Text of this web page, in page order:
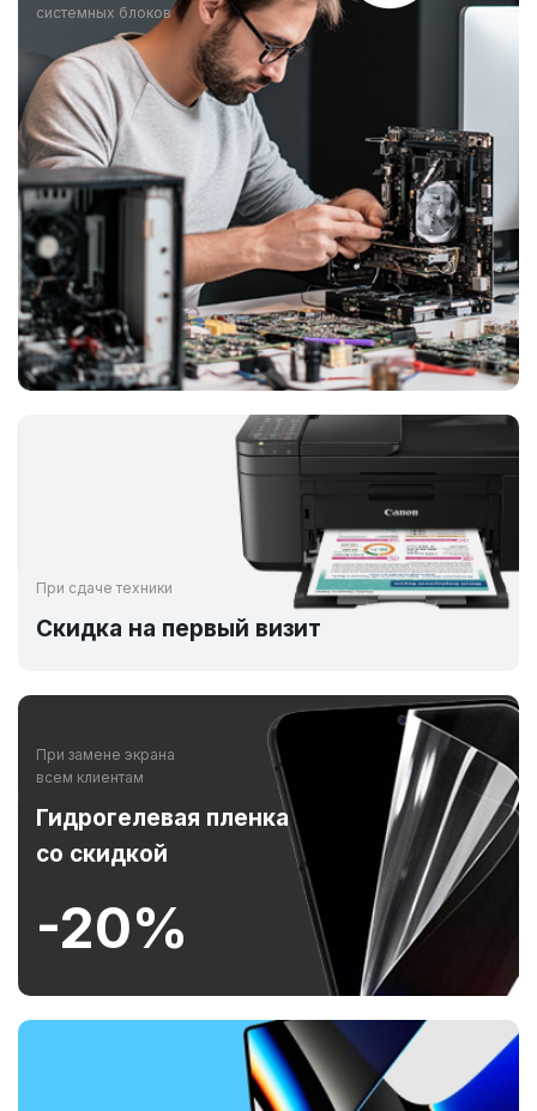
системных блоков
При сдаче техники
Скидка на первый визит
При замене экрана
всем клиентам
Гидрогелевая пленка
со скидкой
-20%